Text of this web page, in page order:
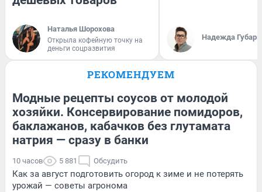
Наталья Шорохова
Открыла кофейную точку на
деньги соцразвития
Надежда Губарь
РЕКОМЕНДУЕМ
Модные рецепты соусов от молодой
хозяйки. Консервирование помидоров,
баклажанов, кабачков без глутамата
натрия — сразу в банки
10 часов 5 881 Обсудить
Как за август подготовить огород к зиме и не потерять
урожай — советы агронома